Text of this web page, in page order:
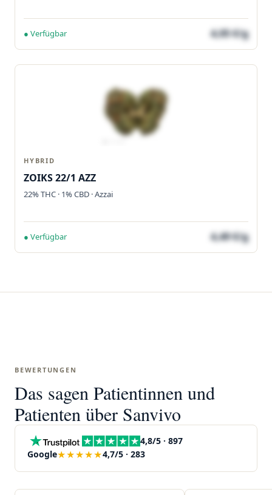
● Verfügbar 4,05 €/g
HYBRID
ZOIKS 22/1 AZZ
22% THC · 1% CBD · Azzai
● Verfügbar 4,49 €/g
BEWERTUNGEN
Das sagen Patientinnen und
Patienten über Sanvivo
4,8/5 · 897
Google★★★★★4,7/5 · 283